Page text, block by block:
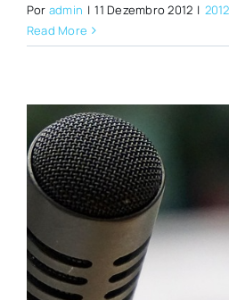
Por admin | 11 Dezembro 2012 | 2012
Read More